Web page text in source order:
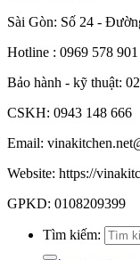
Sài Gòn: Số 24 -
Hotline : 0969 578
Bảo hành - kỹ thuật:
CSKH: 0943 148 666
Email:
Website: https://
GPKD: 0108209399
Tìm kiếm: